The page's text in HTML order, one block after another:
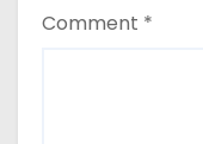
Comment *